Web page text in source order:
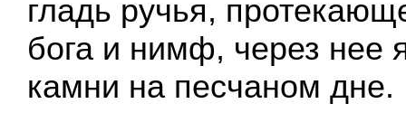
гладь ручья,
бога и нимф, через нее
камни на песчаном дне.